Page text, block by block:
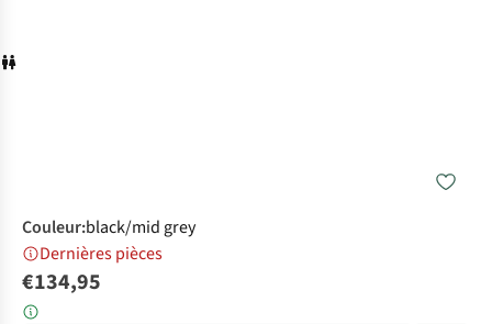
Couleur:black/mid grey
Dernières pièces
€134,95